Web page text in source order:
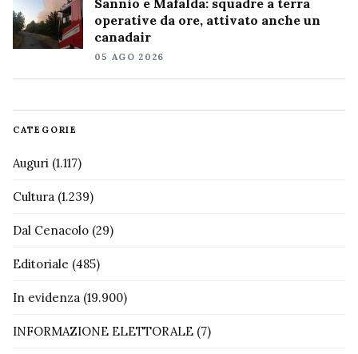
Sannio e Mafalda: squadre a terra
operative da ore, attivato anche un
canadair
05 AGO 2026
CATEGORIE
Auguri (1.117)
Cultura (1.239)
Dal Cenacolo (29)
Editoriale (485)
In evidenza (19.900)
INFORMAZIONE ELETTORALE (7)